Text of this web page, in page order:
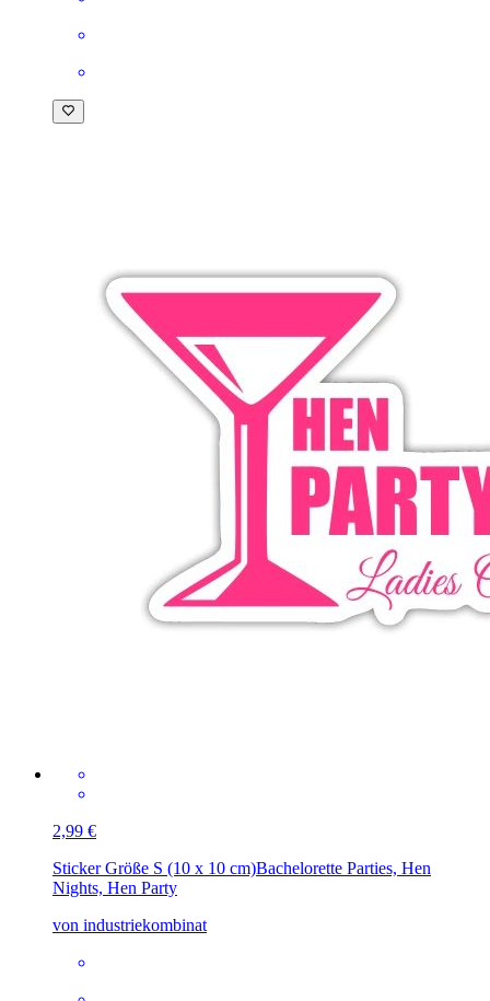
2,99 €
Sticker Größe S (10 x 10 cm)Bachelorette Parties, Hen
Nights, Hen Party
von industriekombinat